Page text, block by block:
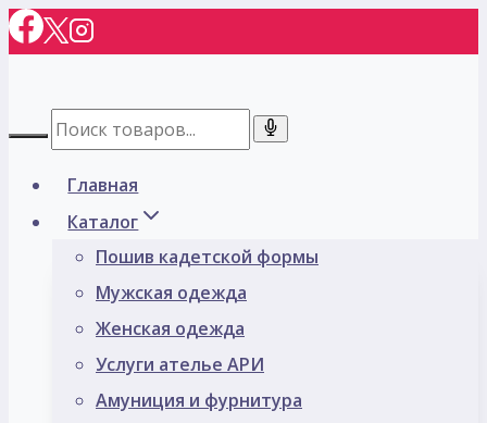
Перейти
к
Главная
Каталог
Пошив кадетской формы
Мужская одежда
Женская одежда
Услуги ателье АРИ
Амуниция и фурнитура